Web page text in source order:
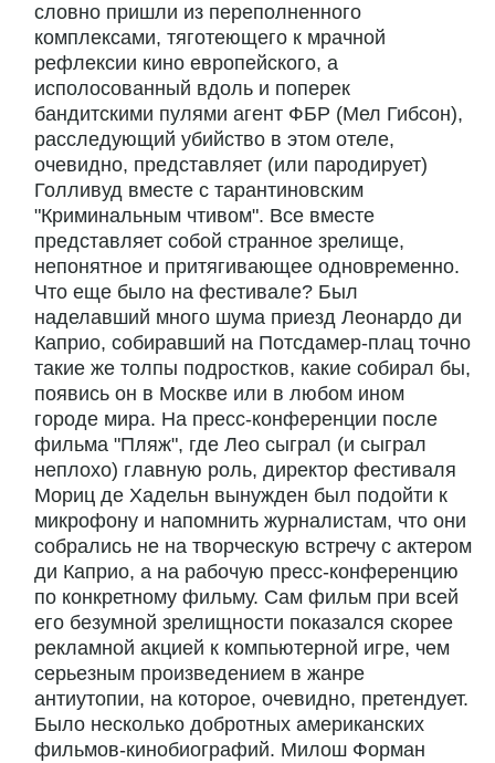
словно пришли из переполненного
комплексами, тяготеющего к мрачной
рефлексии кино европейского, а
исполосованный вдоль и поперек
бандитскими пулями агент ФБР (Мел Гибсон),
расследующий убийство в этом отеле,
очевидно, представляет (или пародирует)
Голливуд вместе с тарантиновским
"Криминальным чтивом". Все вместе
представляет собой странное зрелище,
непонятное и притягивающее одновременно.
Что еще было на фестивале? Был
наделавший много шума приезд Леонардо ди
Каприо, собиравший на Потсдамер-плац точно
такие же толпы подростков, какие собирал бы,
появись он в Москве или в любом ином
городе мира. На пресс-конференции после
фильма "Пляж", где Лео сыграл (и сыграл
неплохо) главную роль, директор фестиваля
Мориц де Хадельн вынужден был подойти к
микрофону и напомнить журналистам, что они
собрались не на творческую встречу с актером
ди Каприо, а на рабочую пресс-конференцию
по конкретному фильму. Сам фильм при всей
его безумной зрелищности показался скорее
рекламной акцией к компьютерной игре, чем
серьезным произведением в жанре
антиутопии, на которое, очевидно, претендует.
Было несколько добротных американских
фильмов-кинобиографий. Милош Форман